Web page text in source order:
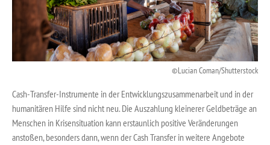
Lucian Coman/Shutterstock
Cash-Transfer-Instrumente in der Entwicklungszusammenarbeit und in der
humanitären Hilfe sind nicht neu. Die Auszahlung kleinerer Geldbeträge an
Menschen in Krisensituation kann erstaunlich positive Veränderungen
anstoßen, besonders dann, wenn der Cash Transfer in weitere Angebote